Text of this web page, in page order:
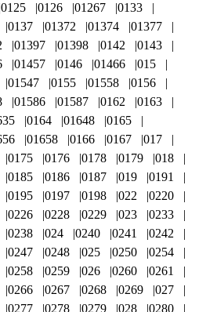
0125 0126 01267
0133
0137 01372 01374
01377
01397 01398 0142
0143
01457 0146 01466
015
01547 0155 01558
0156
01586 01587 0162
0163
0164 01648
0165
01658 0166 0167
017
0175 0176 0178 0179
018
0185 0186 0187 019
0191
0195 0197 0198 022
0220
0226 0228 0229 023
0233
0238 024 0240 0241
0242
0247 0248 025 0250
0254
0258 0259 026 0260
0261
0266 0267 0268 0269
027
0277 0278 0279 028 0280